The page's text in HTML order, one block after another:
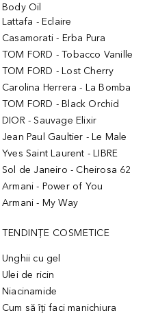
Body Oil
Lattafa - Eclaire
Casamorati - Erba Pura
TOM FORD - Tobacco Vanille
TOM FORD - Lost Cherry
Carolina Herrera - La Bomba
TOM FORD - Black Orchid
DIOR - Sauvage Elixir
Jean Paul Gaultier - Le Male
Yves Saint Laurent - LIBRE
Sol de Janeiro - Cheirosa 62
Armani - Power of You
Armani - My Way
TENDINȚE COSMETICE
Unghii cu gel
Ulei de ricin
Niacinamide
Cum să îți faci manichiura